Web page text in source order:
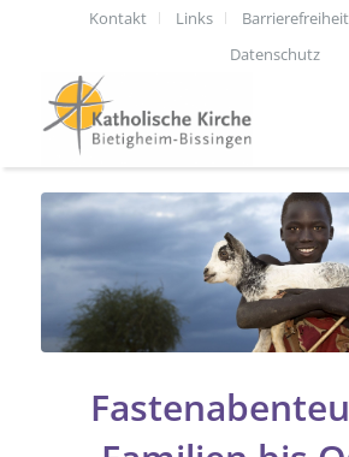
Kontakt Links Barrierefreiheit
Datenschutz